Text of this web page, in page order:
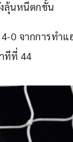
ลุ้นหนีตกชั้น
0 จากการทำแ
ทีที่ 44